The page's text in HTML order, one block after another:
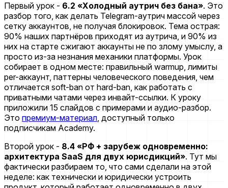
Первый урок - 6.2 «Холодный аутрич без бана». Это
разбор того, как делать Telegram-аутрич массой через
сетку аккаунтов, не получая блокировок. Тема острая:
90% наших партнёров приходят из аутрича, и 90% из
них на старте сжигают аккаунты не по злому умыслу, а
просто из-за незнания механики платформы. Урок
собирает в одном месте: правильный warmup, лимиты
per-аккаунт, паттерны человеческого поведения, чем
отличается soft-ban от hard-ban, как работать с
приватными чатами через инвайт-ссылки. К уроку
приложили 15 слайдов с примерами и аудио-разбор.
Это премиум-материал, доступный только
подписчикам Academy.
Второй урок - 8.4 «РФ + зарубеж одновременно:
архитектура SaaS для двух юрисдикций». Тут мы
фактически разбираем то, что сами сделали на этой
неделе: как технически и юридически устроить